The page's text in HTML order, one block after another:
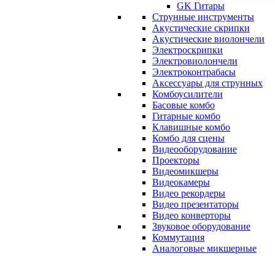
GK Гитары
Струнные инструменты
Акустические скрипки
Акустические виолончели
Электроскрипки
Электровиолончели
Электроконтрабасы
Аксессуары для струнных
Комбоусилители
Басовые комбо
Гитарные комбо
Клавишные комбо
Комбо для сцены
Видеооборудование
Проекторы
Видеомикшеры
Видеокамеры
Видео рекордеры
Видео презентаторы
Видео конверторы
Звуковое оборудование
Коммутация
Аналоговые микшерные